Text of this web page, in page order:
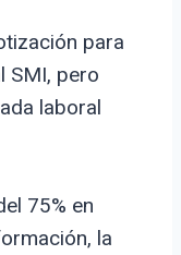
para
SMI, pero
laboral
75% en
la